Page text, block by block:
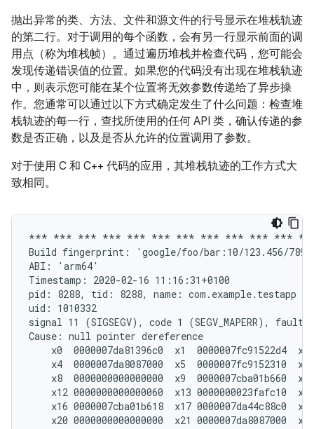
抛出异常的类、方法、文件和源文件的行号显示在堆栈轨迹
的第二行。对于调用的每个函数，会有另一行显示前面的调
用点（称为堆栈帧）。通过遍历堆栈并检查代码，您可能会
发现传递错误值的位置。如果您的代码没有出现在堆栈轨迹
中，则表示您可能在某个位置将无效参数传递给了异步操
作。您通常可以通过以下方式确定发生了什么问题：检查堆
栈轨迹的每一行，查找所使用的任何 API 类，确认传递的参
数是否正确，以及是否从允许的位置调用了参数。
对于使用 C 和 C++ 代码的应用，其堆栈轨迹的工作方式大
致相同。
*** *** *** *** *** *** *** *** *** *** ***
Build fingerprint: 'google/foo/bar:10/123.456/
ABI: 'arm64'
Timestamp: 2020-02-16 11:16:31+0100
pid: 8288, tid: 8288, name: com.example.testapp
uid: 1010332
signal 11 (SIGSEGV), code 1 (SEGV_MAPERR), fault
Cause: null pointer dereference
x0  0000007da81396c0  x1  0000007fc91522d4
x4  0000007da8087000  x5  0000007fc9152310
x8  0000000000000000  x9  0000007cba01b660
x12 0000000000000060  x13 0000000023fafc10
x16 0000007cba01b618  x17 0000007da44c88c0
x20 0000000000000000  x21 0000007da8087000